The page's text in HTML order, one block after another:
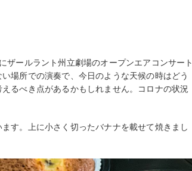
ールラント州立劇場のオープンエアコンサート
場所での演奏で、今日のような天候の時はどう
るべき点があるかもしれません。コロナの状況
す。上に小さく切ったバナナを載せて焼きまし